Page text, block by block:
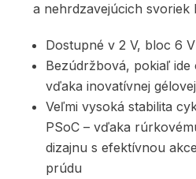
a nehrdzavejúcich svoriek
Dostupné v 2 V, bloc 6
Bezúdržbová, pokiaľ ide
vďaka inovatívnej
Veľmi vysoká stabilita
PSoC – vďaka
dizajnu s efektívnou
prúdu